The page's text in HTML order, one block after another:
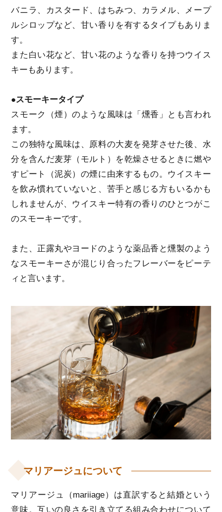
バニラ、カスタード、はちみつ、カラメル、メープ
ルシロップなど、甘い香りを有するタイプもありま
す。
また白い花など、甘い花のような香りを持つウイス
キーもあります。
●スモーキータイプ
スモーク（煙）のような風味は「燻香」とも言われ
ます。
この独特な風味は、原料の大麦を発芽させた後、水
分を含んだ麦芽（モルト）を乾燥させるときに燃や
すピート（泥炭）の煙に由来するもの。ウイスキー
を飲み慣れていないと、苦手と感じる方もいるかも
しれませんが、ウイスキー特有の香りのひとつがこ
のスモーキーです。
また、正露丸やヨードのような薬品香と燻製のよう
なスモーキーさが混じり合ったフレーバーをピーテ
ィと言います。
マリアージュについて
マリアージュ（mariiage）は直訳すると結婚という
意味。互いの良さを引き立てる組み合わせについて